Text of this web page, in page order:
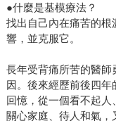
●什麼是基模療法？
找出自己內在痛苦的
響，並克服它。
長年受背痛所苦的醫
因。後來經歷前後四
回憶，從一個看不起
關心家庭、待人和氣，